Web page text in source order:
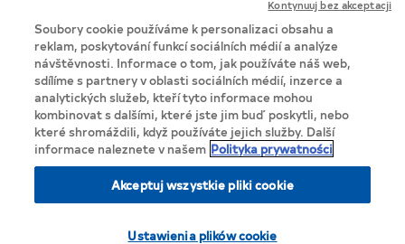
Co zrobić by powietrze podczas ćwiczeń nie dostawało
się do pochwy?
Jak zostać ginekologiem?
Jak dochodzi do gwałtu?
Cookie Statement
Soubory cookie používáme k personalizaci obsahu a
reklam, poskytování funkcí sociálních médií a analýze
návštěvnosti. Informace o tom, jak používáte náš web,
sdílíme s partnery v oblasti sociálních médií, inzerce a
analytických služeb, kteří tyto informace mohou
kombinovat s dalšími, které jste jim buď poskytli, nebo
které shromáždili, když používáte jejich služby. Další
informace naleznete v našem Polityka prywatności
Akceptuj wszystkie pliki cookie
Ustawienia plików cookie
Kontynuuj bez akceptacji